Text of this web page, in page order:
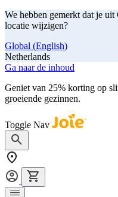
We hebben gemerkt dat je
locatie wijzigen?
Global (English)
Netherlands
Ga naar de inhoud
Geniet van 25% korting op
groeiende gezinnen.
Toggle Nav